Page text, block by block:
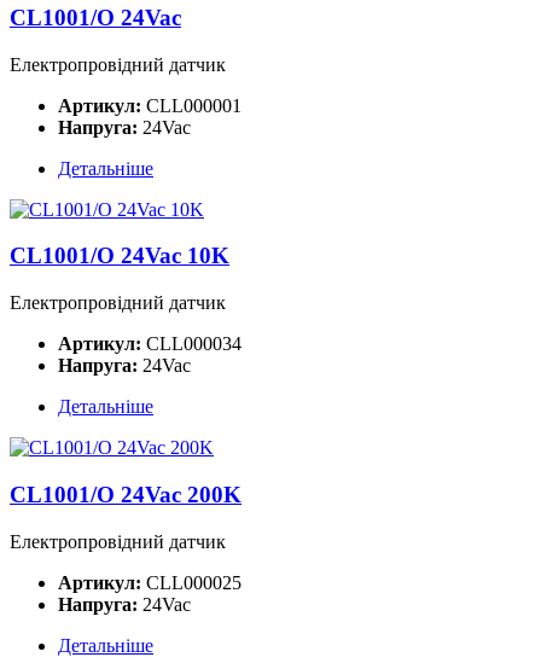
CL1001/O 24Vac
Електропровідний датчик
Артикул: CLL000001
Напруга: 24Vac
Детальніше
CL1001/O 24Vac 10K
Електропровідний датчик
Артикул: CLL000034
Напруга: 24Vac
Детальніше
CL1001/O 24Vac 200K
Електропровідний датчик
Артикул: CLL000025
Напруга: 24Vac
Детальніше